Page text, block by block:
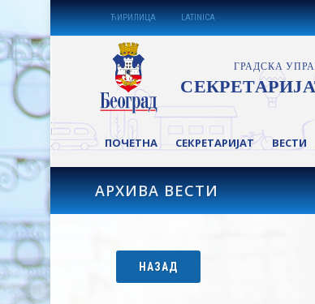
ЋИРИЛИЦА LATINICA
ПОЧЕТНА СЕКРЕТАРИЈАТ ВЕСТИ
АРХИВА ВЕСТИ
НАЗАД